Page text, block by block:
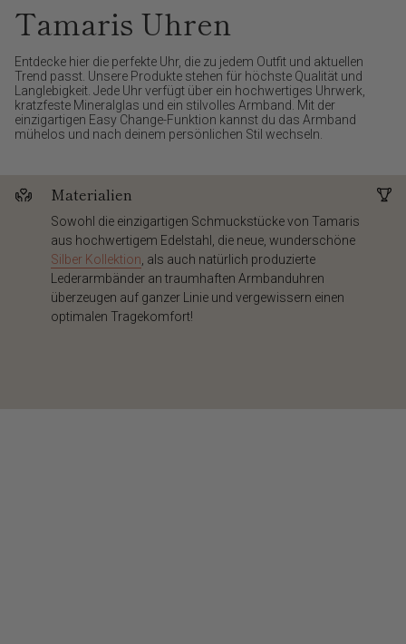
Tamaris Uhren
Entdecke hier die perfekte Uhr, die zu jedem Outfit und aktuellen
Trend passt. Unsere Produkte stehen für höchste Qualität und
Langlebigkeit. Jede Uhr verfügt über ein hochwertiges Uhrwerk,
kratzfeste Mineralglas und ein stilvolles Armband. Mit der
einzigartigen Easy Change-Funktion kannst du das Armband
mühelos und nach deinem persönlichen Stil wechseln.
Materialien
Sowohl die einzigartigen Schmuckstücke von Tamaris
aus hochwertigem Edelstahl, die neue, wunderschöne
Silber Kollektion, als auch natürlich produzierte
Lederarmbänder an traumhaften Armbanduhren
überzeugen auf ganzer Linie und vergewissern einen
optimalen Tragekomfort!